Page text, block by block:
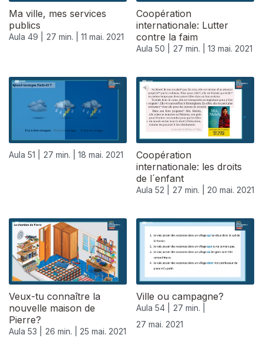
Ma ville, mes services
publics
Aula 49 | 27 min. | 11 mai. 2021
Coopération
internationale: Lutter
contre la faim
Aula 50 | 27 min. | 13 mai. 2021
Aula 51 | 27 min. | 18 mai. 2021
Coopération
internationale: les droits
de l´enfant
Aula 52 | 27 min. | 20 mai. 2021
Veux-tu connaître la
nouvelle maison de
Pierre?
Aula 53 | 26 min. | 25 mai. 2021
Ville ou campagne?
Aula 54 |
27 min. |
27 mai. 2021